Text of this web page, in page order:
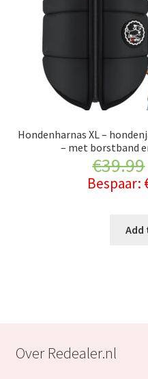
Hondenharnas XL –
– met borstband
€39.99
Bespaar:
Add
Over Redealer.nl